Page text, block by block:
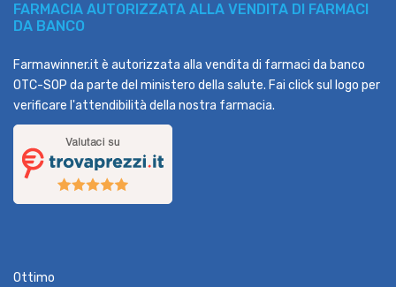
FARMACIA AUTORIZZATA ALLA VENDITA DI FARMACI
DA BANCO
Farmawinner.it è autorizzata alla vendita di farmaci da banco
OTC-SOP da parte del ministero della salute. Fai click sul logo per
verificare l'attendibilità della nostra farmacia.
Ottimo